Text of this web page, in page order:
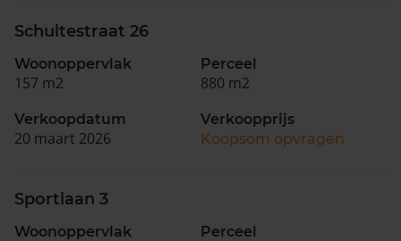
Schultestraat 26
Woonoppervlak
157 m2
Perceel
880 m2
Verkoopdatum
20 maart 2026
Verkoopprijs
Koopsom opvragen
Sportlaan 3
Woonoppervlak Perceel